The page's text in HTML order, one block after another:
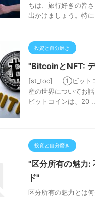
ちは、旅行好きの皆
出かけましょう。特
投資と自分磨き
"BitcoinとNFT:
[st_toc] ①ビットコ
産の世界についてお
ビットコインは、20
投資と自分磨き
"区分所有の魅力:
ド"
区分所有の魅力とは